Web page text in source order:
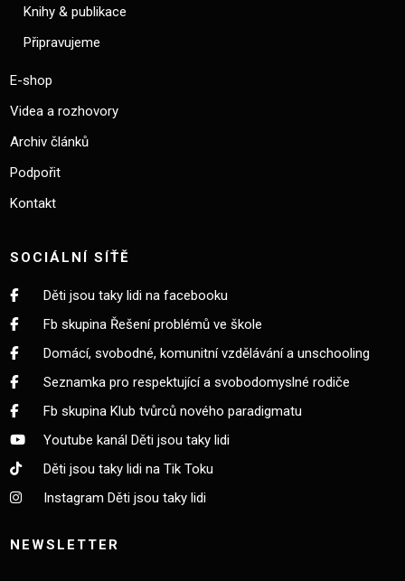
Knihy & publikace
Připravujeme
E-shop
Videa a rozhovory
Archiv článků
Podpořit
Kontakt
SOCIÁLNÍ SÍŤĚ
Děti jsou taky lidi na facebooku
Fb skupina Řešení problémů ve škole
Domácí, svobodné, komunitní vzdělávání a unschooling
Seznamka pro respektující a svobodomyslné rodiče
Fb skupina Klub tvůrců nového paradigmatu
Youtube kanál Děti jsou taky lidi
Děti jsou taky lidi na Tik Toku
Instagram Děti jsou taky lidi
NEWSLETTER